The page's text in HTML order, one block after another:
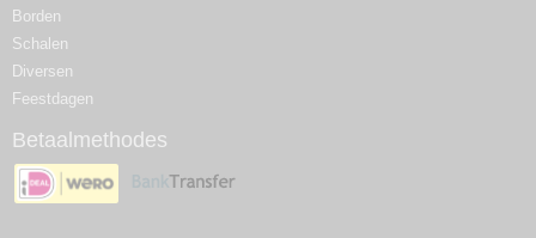
Borden
Schalen
Diversen
Feestdagen
Betaalmethodes